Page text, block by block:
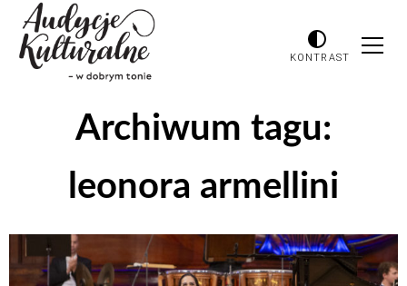
KONTRAST
Archiwum tagu:
leonora armellini
Odtwarzacz
plików